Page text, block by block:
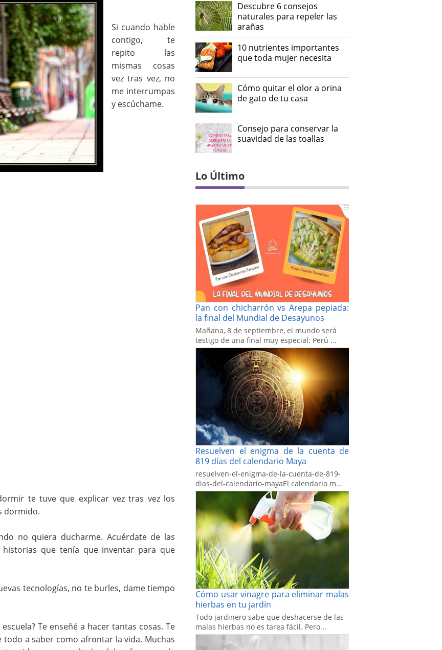
Si cuando hable
contigo, te
repito las
mismas cosas
vez tras vez, no
me interrumpas
y escúchame.
te tuve que explicar vez tras vez los
dormido.
no quiera ducharme. Acuérdate de las
que tenía que inventar para que
tecnologías, no te burles, dame tiempo
Te enseñé a hacer tantas cosas. Te
a saber como afrontar la vida. Muchas
Descubre 6 consejos
naturales para repeler las
arañas
10 nutrientes importantes
que toda mujer necesita
Cómo quitar el olor a orina
de gato de tu casa
Consejo para conservar la
suavidad de las toallas
Lo Último
Pan con chicharrón vs Arepa pepiada:
la final del Mundial de Desayunos
Mañana, 8 de septiembre, el mundo será
testigo de una final muy especial: Perú ...
Resuelven el enigma de la cuenta de
819 días del calendario Maya
resuelven-el-enigma-de-la-cuenta-de-819-
dias-del-calendario-mayaEl calendario m...
Cómo usar vinagre para eliminar malas
hierbas en tu jardín
Todo jardinero sabe que deshacerse de las
malas hierbas no es tarea fácil. Pero...